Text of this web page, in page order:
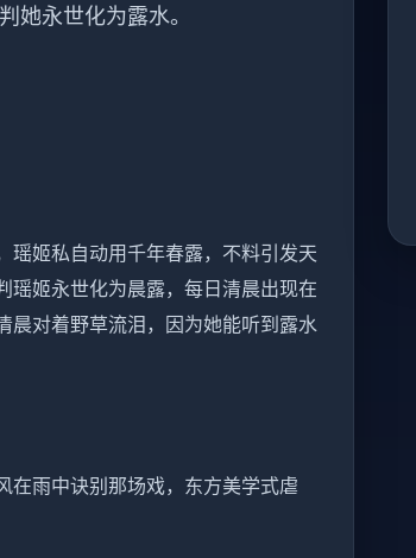
她永世化为露水。
瑶姬私自动用千年春露，不料引发天
瑶姬永世化为晨露，每日清晨出现在
晨对着野草流泪，因为她能听到露水
在雨中诀别那场戏，东方美学式虐